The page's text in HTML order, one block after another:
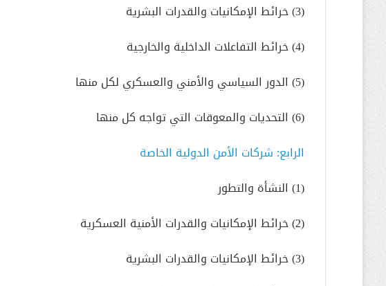
(3) خرائط الإمكانيات والقدرات البشرية
(4) خرائط التفاعلات الداخلية والخارجية
(5) الدور السياسي والأمني والعسكري لكل منها
(6) التحديات والمعوقات التي تواجه كل منها
الرابع: شركات الأمن الدولية الخاصة
(1) النشأة والتطور
(2) خرائط الإمكانيات والقدرات الأمنية العسكرية
(3) خرائط الإمكانيات والقدرات البشرية